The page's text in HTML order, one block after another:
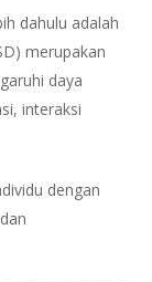
dahulu adalah
merupakan
daya
interaksi
dengan